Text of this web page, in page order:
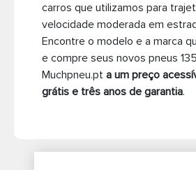
Pneus de caminhão
carros que utilizamos para
velocidade moderada em
Encontre o modelo e a marca
e compre seus novos pneus
Muchpneu.pt a um preço
grátis e três anos de garantia.